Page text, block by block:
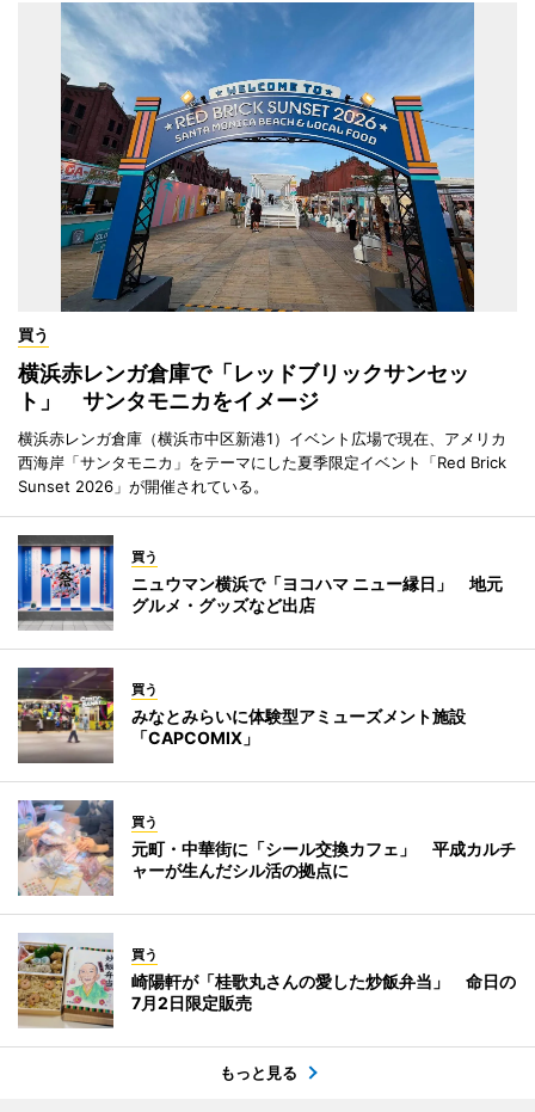
買う
横浜赤レンガ倉庫で「レッドブリックサンセッ
ト」 サンタモニカをイメージ
横浜赤レンガ倉庫（横浜市中区新港1）イベント広場で現在、アメリカ
西海岸「サンタモニカ」をテーマにした夏季限定イベント「Red Brick
Sunset 2026」が開催されている。
買う
ニュウマン横浜で「ヨコハマ ニュー縁日」 地元
グルメ・グッズなど出店
買う
みなとみらいに体験型アミューズメント施設
「CAPCOMIX」
買う
元町・中華街に「シール交換カフェ」 平成カルチ
ャーが生んだシル活の拠点に
買う
崎陽軒が「桂歌丸さんの愛した炒飯弁当」 命日の
7月2日限定販売
もっと見る